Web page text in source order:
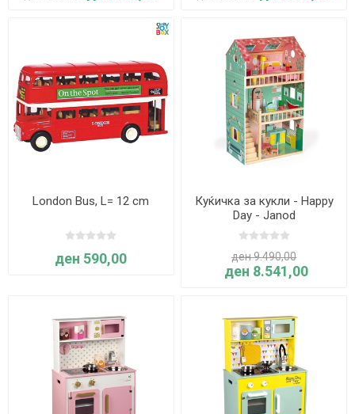
London Bus, L= 12 cm
ден 590,00
Куќичка за кукли - Happy
Day - Janod
ден 9.490,00
ден 8.541,00